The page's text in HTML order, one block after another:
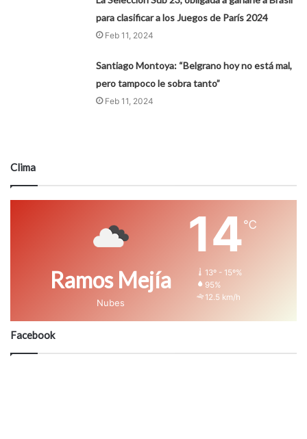
para clasificar a los Juegos de París 2024
Feb 11, 2024
Santiago Montoya: “Belgrano hoy no está mal,
pero tampoco le sobra tanto”
Feb 11, 2024
Clima
Ramos Mejía
Nubes
14℃
13º - 15º%
95%
12.5 km/h
Facebook